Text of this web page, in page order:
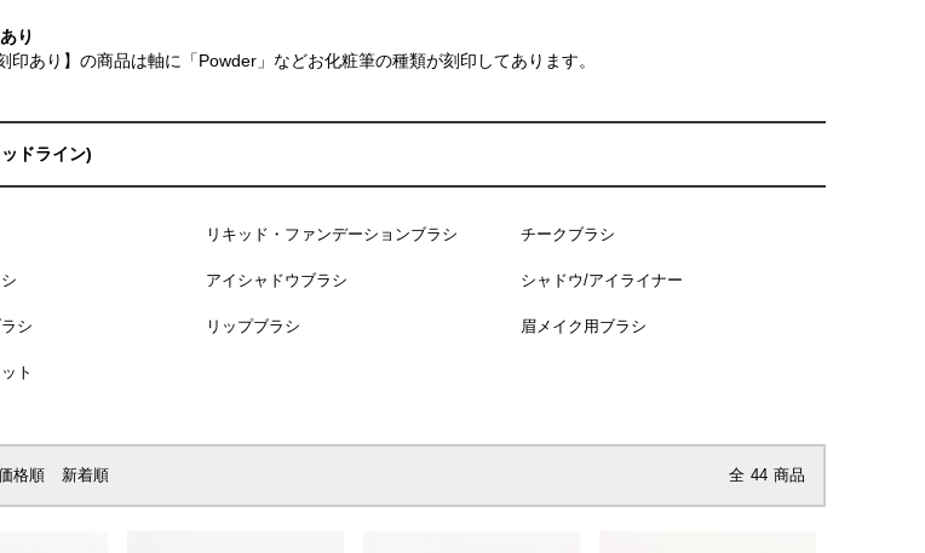
り
印あり】の商品は軸に「Powder」などお化粧筆の種類が刻印してあります。
ドライン)
リキッド・ファンデーションブラシ チークブラシ
アイシャドウブラシ シャドウ/アイライナー
シ リップブラシ 眉メイク用ブラシ
ト
格順 新着順 全 44 商品